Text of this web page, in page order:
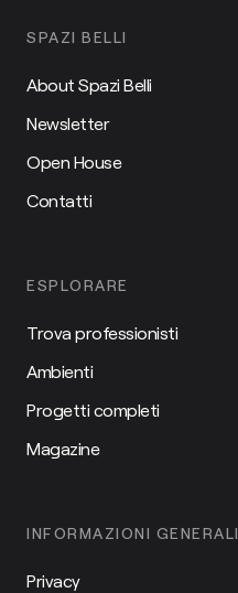
SPAZI BELLI
About Spazi Belli
Newsletter
Open House
Contatti
ESPLORARE
Trova professionisti
Ambienti
Progetti completi
Magazine
INFORMAZIONI GENERALI
Privacy